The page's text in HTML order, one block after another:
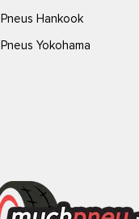
Pneus Hankook
Pneus Yokohama